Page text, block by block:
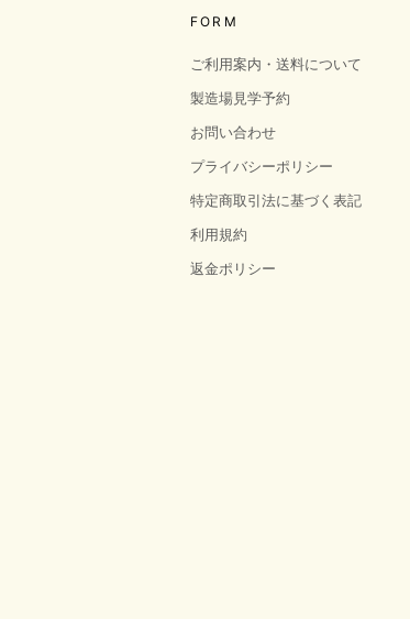
FORM
ご利用案内・送料について
製造場見学予約
お問い合わせ
プライバシーポリシー
特定商取引法に基づく表記
利用規約
返金ポリシー